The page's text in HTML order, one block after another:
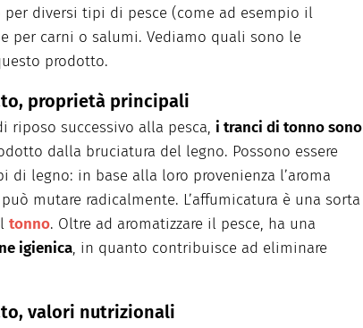
diversi tipi di pesce (come ad esempio il
per carni o salumi. Vediamo quali sono le
prodotto.
proprietà principali
riposo successivo alla pesca, i tranci di tonno sono
dalla bruciatura del legno. Possono essere
di legno: in base alla loro provenienza l’aroma
mutare radicalmente. L’affumicatura è una sorta
tonno. Oltre ad aromatizzare il pesce, ha una
igienica, in quanto contribuisce ad eliminare
valori nutrizionali